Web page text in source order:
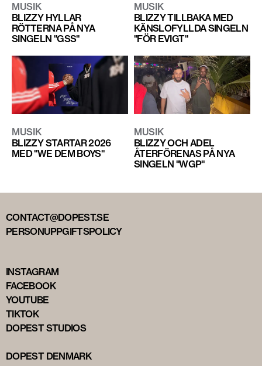
MUSIK
BLIZZY HYLLAR
RÖTTERNA PÅ NYA
SINGELN "GSS"
MUSIK
BLIZZY TILLBAKA MED
KÄNSLOFYLLDA SINGELN
"FÖR EVIGT"
MUSIK
BLIZZY STARTAR 2026
MED "WE DEM BOYS"
MUSIK
BLIZZY OCH ADEL
ÅTERFÖRENAS PÅ NYA
SINGELN "WGP"
CONTACT@DOPEST.SE
PERSONUPPGIFTSPOLICY
INSTAGRAM
FACEBOOK
YOUTUBE
TIKTOK
DOPEST STUDIOS
DOPEST DENMARK